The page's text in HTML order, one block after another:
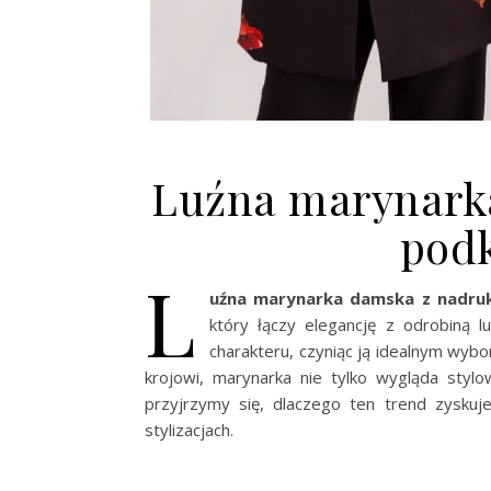
Luźna
L
uźna marynarka damska z
który łączy elegancję z odrobiną
charakteru, czyniąc ją idealnym
krojowi, marynarka nie tylko wygląda
przyjrzymy się, dlaczego ten trend
stylizacjach.